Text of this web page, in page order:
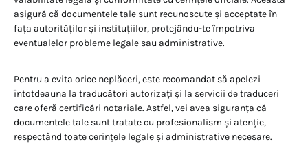
asigură că documentele tale sunt recunoscute și acceptate în
fața autorităților și instituțiilor, protejându-te împotriva
eventualelor probleme legale sau administrative.
Pentru a evita orice neplăceri, este recomandat să apelezi
întotdeauna la traducători autorizați și la servicii de traduceri
care oferă certificări notariale. Astfel, vei avea siguranța că
documentele tale sunt tratate cu profesionalism și atenție,
respectând toate cerințele legale și administrative necesare.